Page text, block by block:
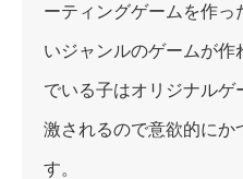
ーティングゲームを作
いジャンルのゲームが作
でいる子はオリジナルゲ
激されるので意欲的にか
す。